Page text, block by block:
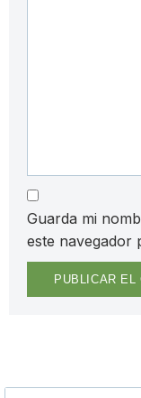
Guarda mi
este navegador